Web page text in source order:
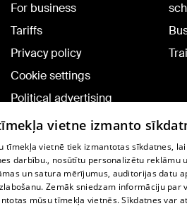
For business
Tariffs
Privacy policy
Cookie settings
Political advertising
Cookie policy
Commenting terms
TV program
Contract rules
vietne izmanto
tīmekļa vietnē tiek izmantotas sīkdatnes,
darbību., nosūtītu personalizētu reklāmu
un satura mērījumus, auditorijas datu
Zemāk sniedzam informāciju par
mūsu tīmekļa vietnēs. Sīkdatnes var